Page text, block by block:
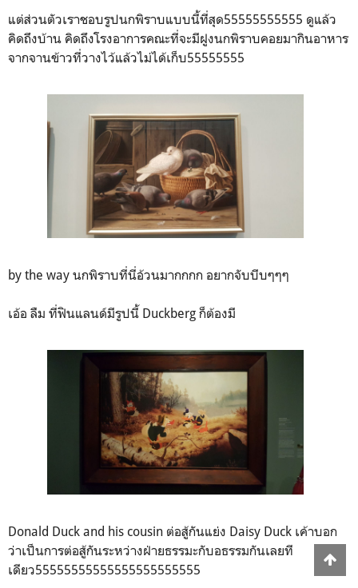
แต่ส่วนตัวเราชอบรูปนกพิราบแบบนี้ที่สุด55555555555 ดูแล้ว
คิดถึงบ้าน คิดถึงโรงอาการคณะที่จะมีฝูงนกพิราบคอยมากินอาหาร
จากจานข้าวที่วางไว้แล้วไม่ได้เก็บ55555555
by the way นกพิราบที่นี่อ้วนมากกกก อยากจับบีบๆๆๆ
เอ้อ ลืม ที่ฟินแลนด์มีรูปนี้ Duckberg ก็ต้องมี
Donald Duck and his cousin ต่อสู้กันแย่ง Daisy Duck เค้าบอก
ว่าเป็นการต่อสู้กันระหว่างฝ่ายธรรมะกับอธรรมกันเลยที
เดียว55555555555555555555555